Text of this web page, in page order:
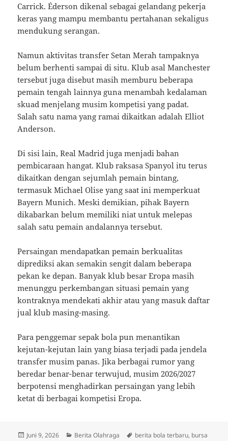
Carrick. Éderson dikenal sebagai gelandang pekerja
keras yang mampu membantu pertahanan sekaligus
mendukung serangan.
Namun aktivitas transfer Setan Merah tampaknya
belum berhenti sampai di situ. Klub asal Manchester
tersebut juga disebut masih memburu beberapa
pemain tengah lainnya guna menambah kedalaman
skuad menjelang musim kompetisi yang padat.
Salah satu nama yang ramai dikaitkan adalah Elliot
Anderson.
Di sisi lain, Real Madrid juga menjadi bahan
pembicaraan hangat. Klub raksasa Spanyol itu terus
dikaitkan dengan sejumlah pemain bintang,
termasuk Michael Olise yang saat ini memperkuat
Bayern Munich. Meski demikian, pihak Bayern
dikabarkan belum memiliki niat untuk melepas
salah satu pemain andalannya tersebut.
Persaingan mendapatkan pemain berkualitas
diprediksi akan semakin sengit dalam beberapa
pekan ke depan. Banyak klub besar Eropa masih
menunggu perkembangan situasi pemain yang
kontraknya mendekati akhir atau yang masuk daftar
jual klub masing-masing.
Para penggemar sepak bola pun menantikan
kejutan-kejutan lain yang biasa terjadi pada jendela
transfer musim panas. Jika berbagai rumor yang
beredar benar-benar terwujud, musim 2026/2027
berpotensi menghadirkan persaingan yang lebih
ketat di berbagai kompetisi Eropa.
Diposkan
Juni 9, 2026 Kategori
Berita Olahraga Tag
berita bola terbaru, bursa